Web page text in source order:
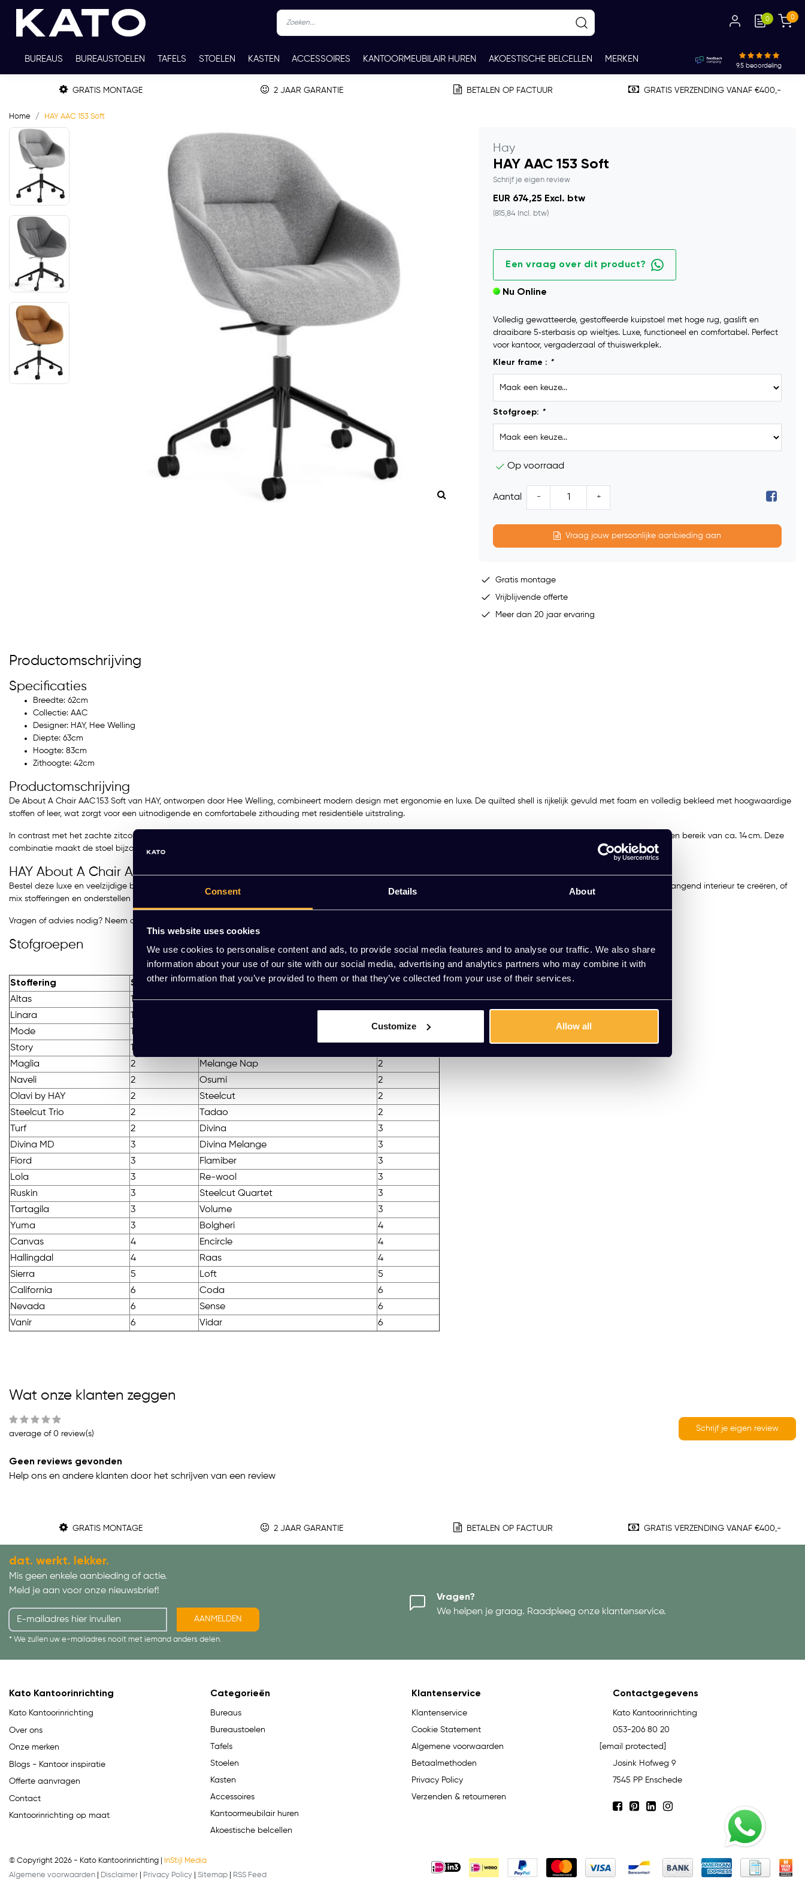
Consent Details About
This website uses cookies
We use cookies to personalise content and ads, to provide social media features and to analyse our traffic. We also share
information about your use of our site with our social media, advertising and analytics partners who may combine it with
other information that you’ve provided to them or that they’ve collected from your use of their services.
Customize Allow all
0 0
BUREAUS BUREAUSTOELEN TAFELS STOELEN KASTEN ACCESSOIRES KANTOORMEUBILAIR HUREN AKOESTISCHE BELCELLEN MERKEN
TWEEDEHANDS THUISWERKPLEKKEN WERKBLADKLEUREN CONTACT
9.5 beoordeling
GRATIS MONTAGE 2 JAAR GARANTIE BETALEN OP FACTUUR GRATIS VERZENDING VANAF €400,-
Home HAY AAC 153 Soft
Hay
HAY AAC 153 Soft
Schrijf je eigen review
EUR 674,25 Excl. btw
(815,84 Incl. btw)
Een vraag over dit product?
Nu Online
Volledig gewatteerde, gestoffeerde kuipstoel met hoge rug, gaslift en
draaibare 5‑sterbasis op wieltjes. Luxe, functioneel en comfortabel. Perfect
voor kantoor, vergaderzaal of thuiswerkplek.
Kleur frame : *
Stofgroep: *
Op voorraad
Aantal - +
Vraag jouw persoonlijke aanbieding aan
Gratis montage
Vrijblijvende offerte
Meer dan 20 jaar ervaring
Productomschrijving
Specificaties
Breedte: 62cm
Collectie: AAC
Designer: HAY, Hee Welling
Diepte: 63cm
Hoogte: 83cm
Zithoogte: 42cm
Productomschrijving
De About A Chair AAC 153 Soft van HAY, ontworpen door Hee Welling, combineert modern design met ergonomie en luxe. De quilted shell is rijkelijk gevuld met foam en volledig bekleed met hoogwaardige
stoffen of leer, wat zorgt voor een uitnodigende en comfortabele zithouding met residentiële uitstraling.
In contrast met het zachte zitcomfort heeft de AAC 153 een vijf‑ster draaibare basis van gegoten aluminium met wieltjes en gaslift, waarmee de hoogte verstelbaar is over een bereik van ca. 14 cm. Deze
combinatie maakt de stoel bijzonder geschikt voor dynamische werkomgevingen zoals kantoren en thuiswerkplekken.
HAY About A Chair AAC 153 Soft kopen?
Bestel deze luxe en veelzijdige bureaustoel eenvoudig online of vraag vrijblijvend een offerte aan. Combineer met andere stoelen uit de AAC‑serie om een stijlvol en samenhangend interieur te creëren, of
mix stofferingen en onderstellen voor een persoonlijke touch.
Vragen of advies nodig? Neem contact op via de WhatsApp‑button of mail naar
Stofgroepen
Stoffering Stopgroep Stoffering
Stofgroep
Altas
1 Autumn
1
Linara
1
Mode
1
1
Story
1
Maglia
2 Melange Nap
2
Naveli
2 Osumi
2
Olavi by HAY
2 Steelcut
2
Steelcut Trio
2 Tadao
2
Turf
2 Divina
3
Divina MD
3 Divina Melange
3
Fiord
3 Flamiber
3
Lola
3 Re-wool
3
Ruskin
3 Steelcut Quartet
3
Tartagila
3 Volume
3
Yuma
3 Bolgheri
4
Canvas
4 Encircle
4
Hallingdal
4 Raas
4
Sierra
5 Loft
5
California
6 Coda
6
Nevada
6 Sense
6
Vanir
6 Vidar 6
Wat onze klanten zeggen
average of 0 review(s)
Schrijf je eigen review
Geen reviews gevonden
Help ons en andere klanten door het schrijven van een review
GRATIS MONTAGE 2 JAAR GARANTIE BETALEN OP FACTUUR GRATIS VERZENDING VANAF €400,-
dat. werkt. lekker.
Mis geen enkele aanbieding of actie.
Meld je aan voor onze nieuwsbrief!
AANMELDEN
* We zullen uw e-mailadres nooit met iemand anders delen.
Vragen?
We helpen je graag. Raadpleeg onze klantenservice.
Kato Kantoorinrichting
Kato Kantoorinrichting
Over ons
Onze merken
Blogs - Kantoor inspiratie
Offerte aanvragen
Contact
Kantoorinrichting op maat
Categorieën
Bureaus
Bureaustoelen
Tafels
Stoelen
Kasten
Accessoires
Kantoormeubilair huren
Akoestische belcellen
Klantenservice
Klantenservice
Cookie Statement
Algemene voorwaarden
Betaalmethoden
Privacy Policy
Verzenden & retourneren
Contactgegevens
Kato Kantoorinrichting
053-206 80 20
[email protected]
Josink Hofweg 9
7545 PP Enschede
© Copyright 2026 - Kato Kantoorinrichting |
InStijl Media
Algemene voorwaarden
Disclaimer Privacy Policy Sitemap RSS Feed